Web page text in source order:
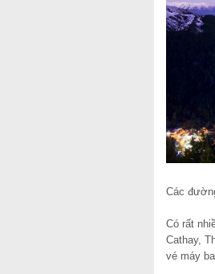
Các
Có rất
Cathay,
vé máy